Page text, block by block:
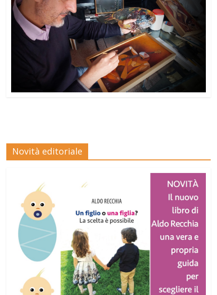
Novità editoriale